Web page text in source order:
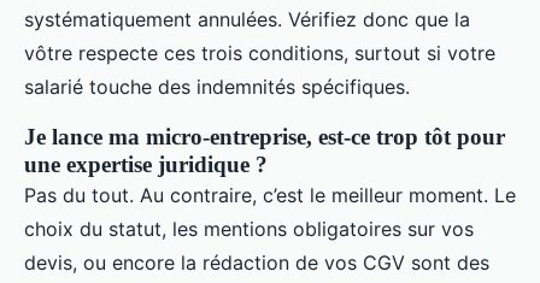
systématiquement annulées. Vérifiez donc que la
vôtre respecte ces trois conditions, surtout si votre
salarié touche des indemnités spécifiques.
Je lance ma micro-entreprise, est-ce trop tôt pour
une expertise juridique ?
Pas du tout. Au contraire, c’est le meilleur moment. Le
choix du statut, les mentions obligatoires sur vos
devis, ou encore la rédaction de vos CGV sont des